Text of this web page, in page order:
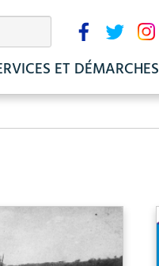
Réseaux
sociaux
ET DÉMARCHES